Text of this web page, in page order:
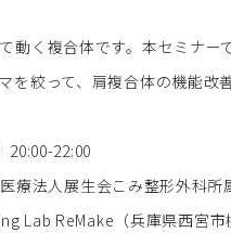
動く複合体です。本セミナー
を絞って、肩複合体の機能改
20:00-22:00
療法人展生会こみ整形外科所
Lab ReMake（兵庫県西宮